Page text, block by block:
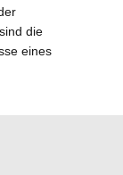
die
eines